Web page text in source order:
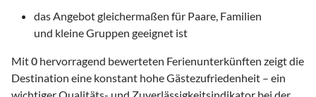
das Angebot gleichermaßen für Paare, Familien
und kleine Gruppen geeignet ist
Mit0 hervorragend bewerteten Ferienunterkünften zeigt die
Destination eine konstant hohe Gästezufriedenheit – ein